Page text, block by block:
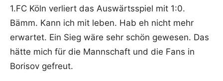
1.FC Köln verliert das Auswärtsspiel mit 1:0.
Bämm. Kann ich mit leben. Hab eh nicht mehr
erwartet. Ein Sieg wäre sehr schön gewesen. Das
hätte mich für die Mannschaft und die Fans in
Borisov gefreut.